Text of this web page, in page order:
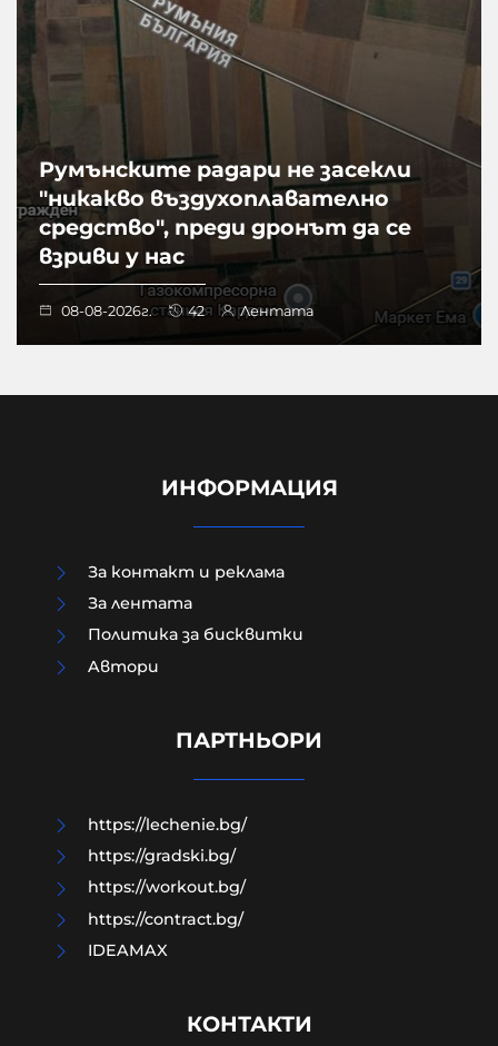
Румънските радари не засекли
"никакво въздухоплавателно
средство", преди дронът да се
взриви у нас
08-08-2026г. 42 Лентата
МО след анализ на останките
дрон-примамка "Майя"
ИНФОРМАЦИЯ
За контакт и реклама
За лентата
Политика за бисквитки
Aвтори
ПАРТНЬОРИ
https://lechenie.bg/
https://gradski.bg/
https://workout.bg/
https://contract.bg/
IDEAMAX
КОНТАКТИ